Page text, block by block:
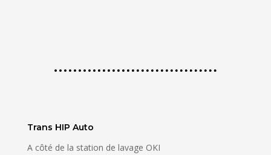
Trans HIP Auto
A côté de la station de lavage OKI